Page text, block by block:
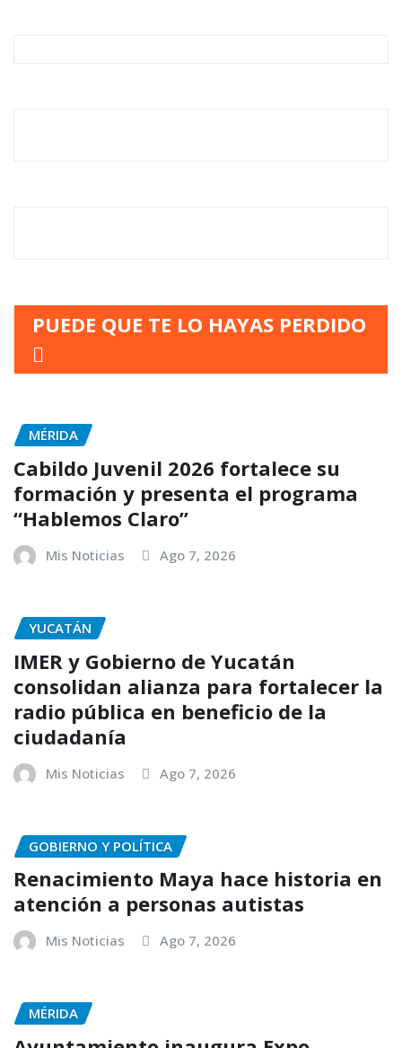
PUEDE QUE TE LO HAYAS PERDIDO
MÉRIDA
Cabildo Juvenil 2026 fortalece su
formación y presenta el programa
“Hablemos Claro”
Mis Noticias Ago 7, 2026
YUCATÁN
IMER y Gobierno de Yucatán
consolidan alianza para fortalecer la
radio pública en beneficio de la
ciudadanía
Mis Noticias Ago 7, 2026
GOBIERNO Y POLÍTICA
Renacimiento Maya hace historia en
atención a personas autistas
Mis Noticias Ago 7, 2026
MÉRIDA